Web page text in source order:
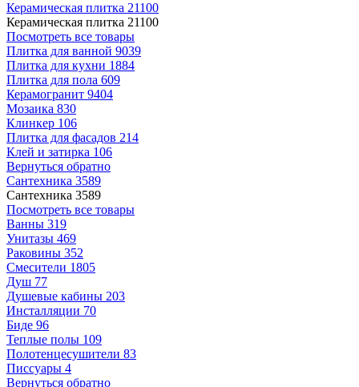
Керамическая плитка 21100
Керамическая плитка 21100
Посмотреть все товары
Плитка для ванной 9039
Плитка для кухни 1884
Плитка для пола 609
Керамогранит 9404
Мозаика 830
Клинкер 106
Плитка для фасадов 214
Клей и затирка 106
Вернуться обратно
Сантехника 3589
Сантехника 3589
Посмотреть все товары
Ванны 319
Унитазы 469
Раковины 352
Смесители 1805
Душ 77
Душевые кабины 203
Инсталляции 70
Биде 96
Теплые полы 109
Полотенцесушители 83
Писсуары 4
Вернуться обратно